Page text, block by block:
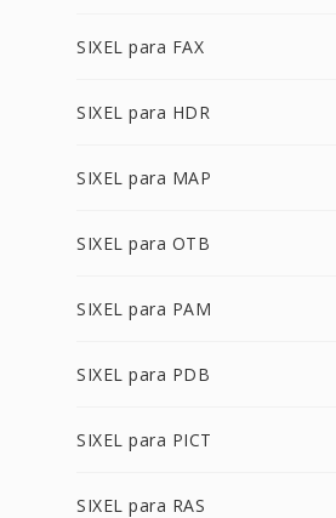
SIXEL para FAX
SIXEL para HDR
SIXEL para MAP
SIXEL para OTB
SIXEL para PAM
SIXEL para PDB
SIXEL para PICT
SIXEL para RAS